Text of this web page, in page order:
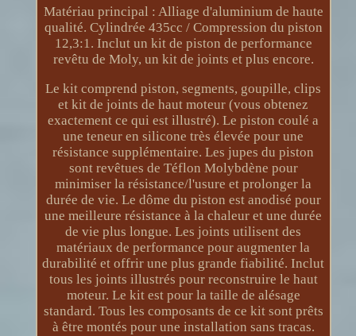
Matériau principal : Alliage d'aluminium de haute
qualité. Cylindrée 435cc / Compression du piston
12,3:1. Inclut un kit de piston de performance
revêtu de Moly, un kit de joints et plus encore.
Le kit comprend piston, segments, goupille, clips
et kit de joints de haut moteur (vous obtenez
exactement ce qui est illustré). Le piston coulé a
une teneur en silicone très élevée pour une
résistance supplémentaire. Les jupes du piston
sont revêtues de Téflon Molybdène pour
minimiser la résistance/l'usure et prolonger la
durée de vie. Le dôme du piston est anodisé pour
une meilleure résistance à la chaleur et une durée
de vie plus longue. Les joints utilisent des
matériaux de performance pour augmenter la
durabilité et offrir une plus grande fiabilité. Inclut
tous les joints illustrés pour reconstruire le haut
moteur. Le kit est pour la taille de alésage
standard. Tous les composants de ce kit sont prêts
à être montés pour une installation sans tracas.